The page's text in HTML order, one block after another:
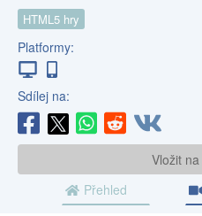
HTML5 hry
Platformy:
Sdílej na:
Vložit
Přehled